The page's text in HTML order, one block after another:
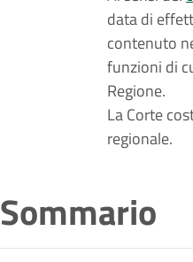
data di
contenuto
funzioni di
Regione.
La Corte
regionale.
Sommario